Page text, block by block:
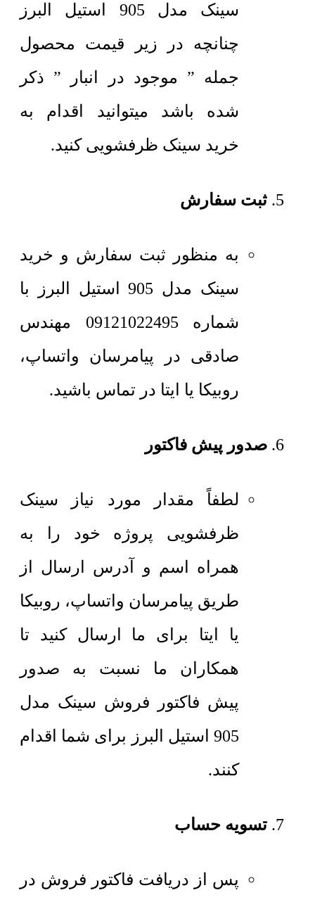
سینک مدل 905 استیل البرز
چنانچه در زیر قیمت محصول
جمله ” موجود در انبار ” ذکر
شده باشد میتوانید اقدام به
خرید سینک ظرفشویی کنید.
ثبت سفارش
به منظور ثبت سفارش و خرید
سینک مدل 905 استیل البرز با
شماره 09121022495 مهندس
صادقی در پیامرسان واتساپ،
روبیکا یا ایتا در تماس باشید.
صدور پیش فاکتور
لطفاً مقدار مورد نیاز سینک
ظرفشویی پروژه خود را به
همراه اسم و آدرس ارسال از
طریق پیامرسان واتساپ، روبیکا
یا ایتا برای ما ارسال کنید تا
همکاران ما نسبت به صدور
پیش فاکتور فروش سینک مدل
905 استیل البرز برای شما اقدام
کنند.
تسویه حساب
پس از دریافت فاکتور فروش در